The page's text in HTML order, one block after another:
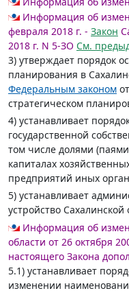
Информация об
февраля 2018 г. - Закон
2018 г. N 5-ЗО См.
3) утверждает порядок
планирования в
Федеральным законом
стратегическом
4) устанавливает
государственной
том числе долями
капиталах
предприятий иных
5) устанавливает
устройство
Информация об
области от 26 октября
настоящего Закона
5.1) устанавливает
изменении